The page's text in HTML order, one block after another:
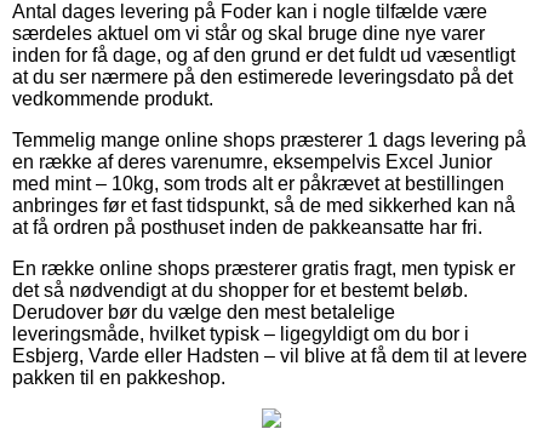
Antal dages levering på Foder kan i nogle tilfælde være
særdeles aktuel om vi står og skal bruge dine nye varer
inden for få dage, og af den grund er det fuldt ud væsentligt
at du ser nærmere på den estimerede leveringsdato på det
vedkommende produkt.
Temmelig mange online shops præsterer 1 dags levering på
en række af deres varenumre, eksempelvis Excel Junior
med mint – 10kg, som trods alt er påkrævet at bestillingen
anbringes før et fast tidspunkt, så de med sikkerhed kan nå
at få ordren på posthuset inden de pakkeansatte har fri.
En række online shops præsterer gratis fragt, men typisk er
det så nødvendigt at du shopper for et bestemt beløb.
Derudover bør du vælge den mest betalelige
leveringsmåde, hvilket typisk – ligegyldigt om du bor i
Esbjerg, Varde eller Hadsten – vil blive at få dem til at levere
pakken til en pakkeshop.